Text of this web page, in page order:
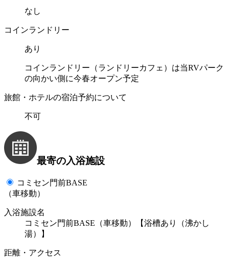
なし
コインランドリー
あり
コインランドリー（ランドリーカフェ）は当RVパーク
の向かい側に今春オープン予定
旅館・ホテルの宿泊予約について
不可
最寄の入浴施設
コミセン門前BASE
（車移動）
入浴施設名
コミセン門前BASE（車移動）【浴槽あり（沸かし
湯）】
距離・アクセス